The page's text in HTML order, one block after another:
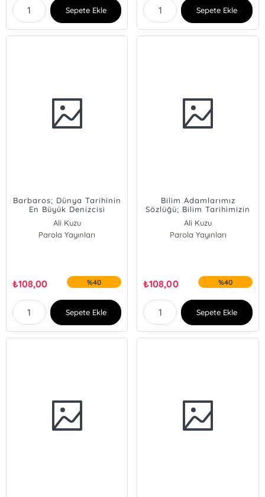
Sepete Ekle Sepete Ekle
Barbaros; Dünya Tarihinin
En Büyük Denizcisi
Ali Kuzu
Parola Yayınları
₺108,00 %40
Sepete Ekle
Bilim Adamlarımız
Sözlüğü; Bilim Tarihimizin
Öne Çıkan İsimleri
Ali Kuzu
Parola Yayınları
₺108,00 %40
Sepete Ekle